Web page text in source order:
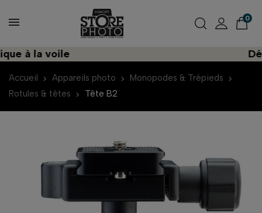
0
à la voile
Accueil Appareils photo
Monopodes & Trépieds
Rotules & têtes
Tête B2